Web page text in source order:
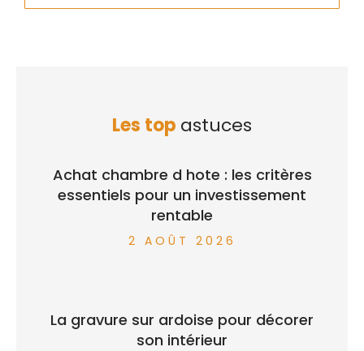
Les top astuces
Achat chambre d hote : les critères
essentiels pour un investissement
rentable
2 AOÛT 2026
La gravure sur ardoise pour décorer
son intérieur